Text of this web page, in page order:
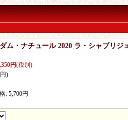
ム・ナチュール 2020 ラ・シャブリジ
円(税別)
)
: 5,700円